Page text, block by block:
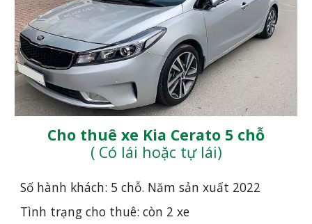
Cho thuê xe Kia Cerato 5 chỗ
( Có lái hoặc tự lái)
Số hành khách: 5 chỗ. Năm sản xuất 2022
Tình trạng cho thuê: còn 2 xe